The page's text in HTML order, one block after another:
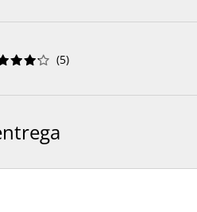



 (5)